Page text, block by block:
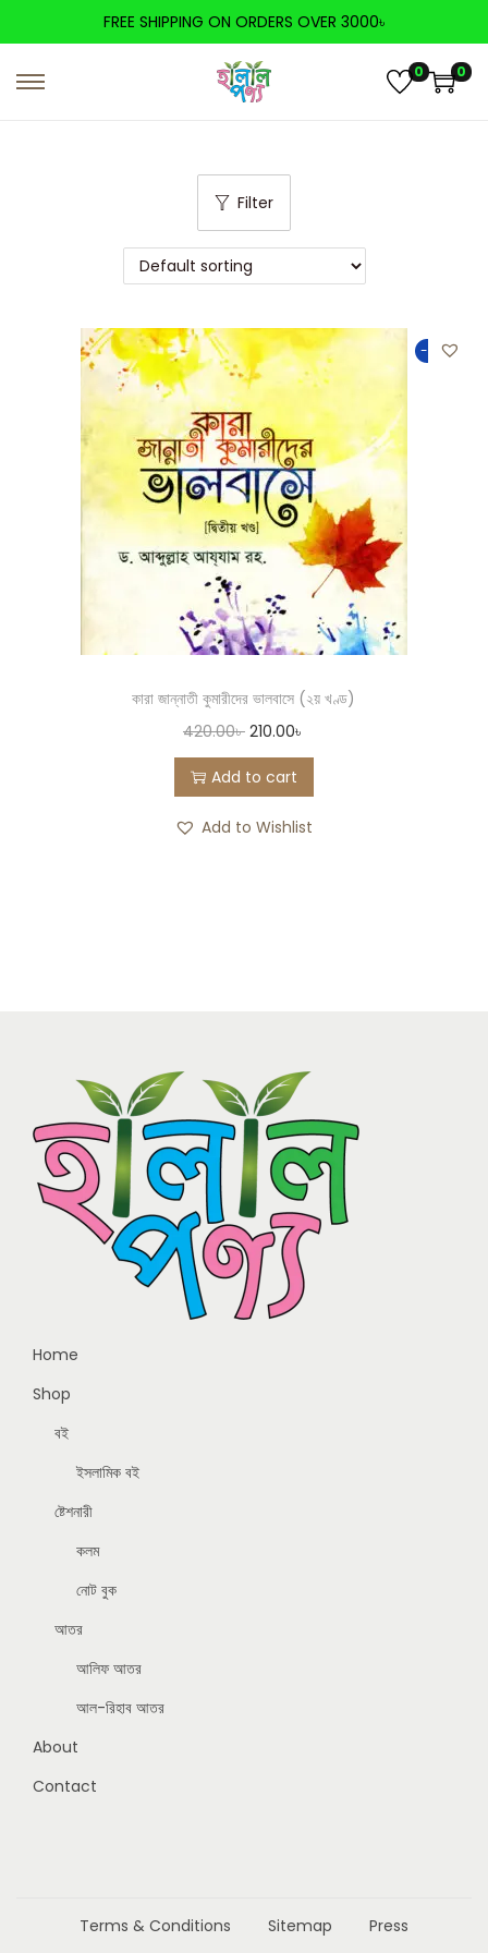
FREE SHIPPING ON ORDERS OVER 3000৳
0 0
Filter
-50%
কারা জান্নাতী কুমারীদের ভালবাসে (২য় খণ্ড)
420.00৳ 210.00৳
Add to cart
Add to Wishlist
Home
Shop
বই
ইসলামিক বই
ষ্টেশনারী
কলম
নোট বুক
আতর
আলিফ আতর
আল-রিহাব আতর
About
Contact
Terms & Conditions Sitemap Press